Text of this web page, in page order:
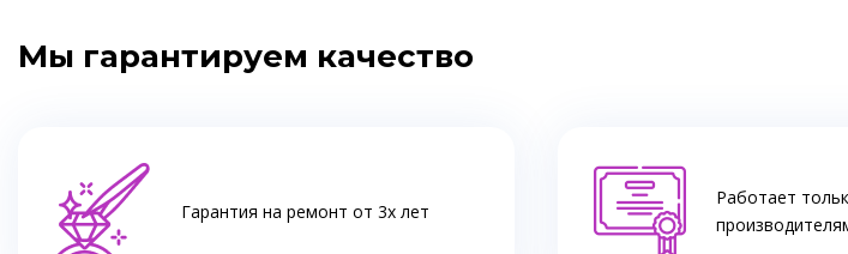
Мы гарантируем качество
Гарантия на ремонт от 3х лет
Работает